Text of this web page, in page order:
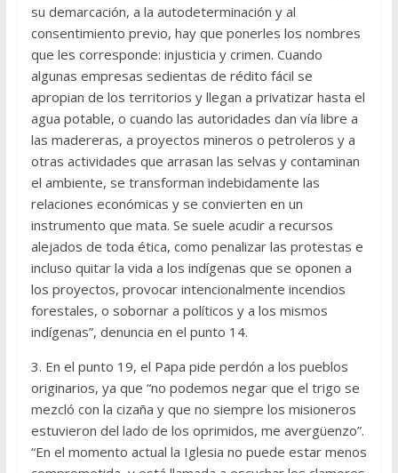
su demarcación, a la autodeterminación y al
consentimiento previo, hay que ponerles los nombres
que les corresponde: injusticia y crimen. Cuando
algunas empresas sedientas de rédito fácil se
apropian de los territorios y llegan a privatizar hasta el
agua potable, o cuando las autoridades dan vía libre a
las madereras, a proyectos mineros o petroleros y a
otras actividades que arrasan las selvas y contaminan
el ambiente, se transforman indebidamente las
relaciones económicas y se convierten en un
instrumento que mata. Se suele acudir a recursos
alejados de toda ética, como penalizar las protestas e
incluso quitar la vida a los indígenas que se oponen a
los proyectos, provocar intencionalmente incendios
forestales, o sobornar a políticos y a los mismos
indígenas”, denuncia en el punto 14.
3. En el punto 19, el Papa pide perdón a los pueblos
originarios, ya que “no podemos negar que el trigo se
mezcló con la cizaña y que no siempre los misioneros
estuvieron del lado de los oprimidos, me avergüenzo”.
“En el momento actual la Iglesia no puede estar menos